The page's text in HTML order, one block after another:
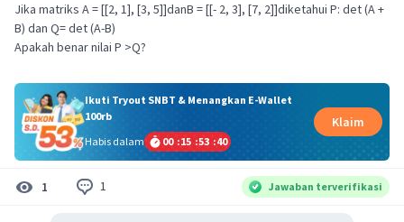
Jika matriks A = [[2, 1], [3, 5]]danB = [[- 2, 3], [7, 2]]diketahui P: det (A +
B) dan Q= det (A-B)
Apakah benar nilai P >Q?
Ikuti Tryout SNBT & Menangkan E-Wallet
100rb
Habis dalam
00 :15 :53 :40
Klaim
1 1 Jawaban terverifikasi